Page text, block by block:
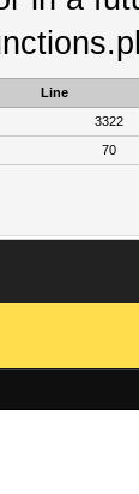
Line
3322
70